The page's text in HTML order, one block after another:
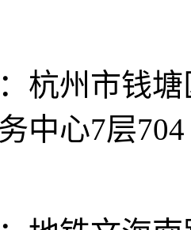
杭州市钱
中心7层704